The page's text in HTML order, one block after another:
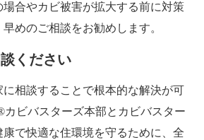
合やカビ被害が拡大する前に対策
めのご相談をお勧めします。
ください
に相談することで根本的な解決が可
ビバスターズ本部とカビバスター
で快適な住環境を守るために、全